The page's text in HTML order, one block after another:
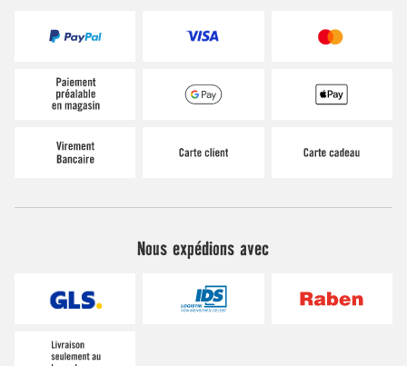
Nous expédions avec